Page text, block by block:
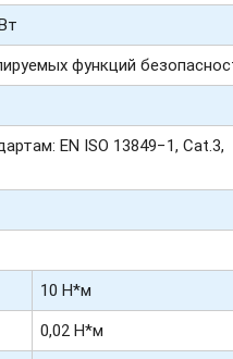
функций
EN ISO 13849−1, Cat.3,
10 Н*м
0,02 Н*м